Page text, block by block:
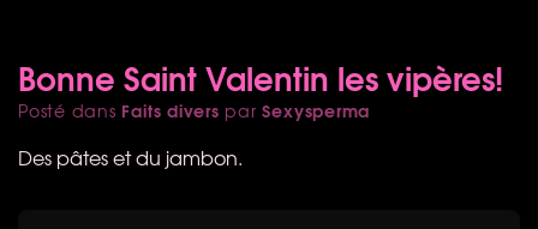
Bonne Saint Valentin les vipères!
Posté dans Faits divers parSexysperma
Des pâtes et du jambon.